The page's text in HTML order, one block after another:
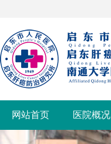
网站首页 医院概况